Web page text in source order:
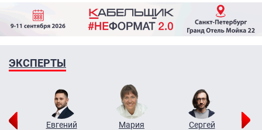
ЭКСПЕРТЫ
Евгений
Мария
Сергей